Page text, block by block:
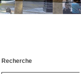
Recherche